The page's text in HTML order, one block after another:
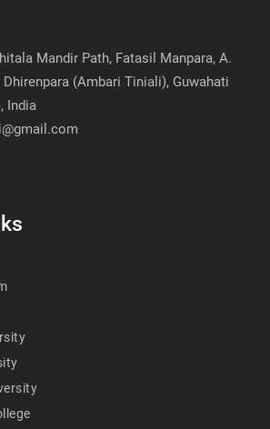
Mandir Path, Fatasil Manpara, A.
Dhirenpara (Ambari Tiniali), Guwahati
India